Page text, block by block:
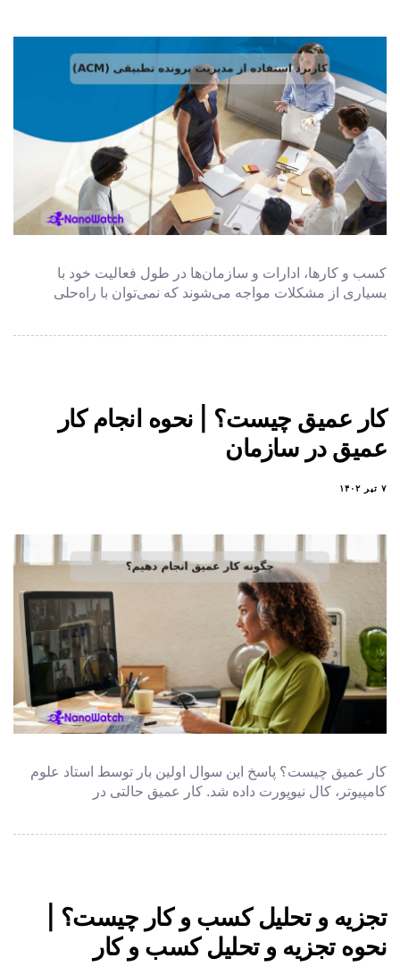
کسب ‌و کارها، ادارات و سازمان‌ها در طول فعالیت خود با
بسیاری از مشکلات مواجه می‌شوند که نمی‌توان با راه‌حلی
کار عمیق چیست؟ | نحوه انجام کار
عمیق در سازمان
۷ تیر ۱۴۰۲
کار عمیق چیست؟ پاسخ این سوال اولین بار توسط استاد علوم
کامپیوتر، کال نیوپورت داده شد. کار عمیق حالتی در
تجزیه و تحلیل کسب و کار چیست؟ |
نحوه تجزیه و تحلیل کسب و کار